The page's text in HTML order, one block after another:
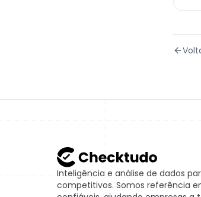
Inteligência e análise de dados
competitivos. Somos referência